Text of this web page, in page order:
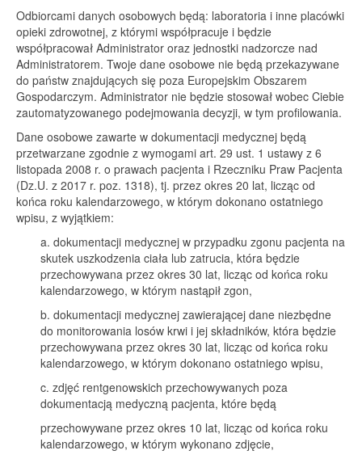
Odbiorcami danych osobowych będą: laboratoria i inne placówki
opieki zdrowotnej, z którymi współpracuje i będzie
współpracował Administrator oraz jednostki nadzorcze nad
Administratorem. Twoje dane osobowe nie będą przekazywane
do państw znajdujących się poza Europejskim Obszarem
Gospodarczym. Administrator nie będzie stosował wobec Ciebie
zautomatyzowanego podejmowania decyzji, w tym profilowania.
Dane osobowe zawarte w dokumentacji medycznej będą
przetwarzane zgodnie z wymogami art. 29 ust. 1 ustawy z 6
listopada 2008 r. o prawach pacjenta i Rzeczniku Praw Pacjenta
(Dz.U. z 2017 r. poz. 1318), tj. przez okres 20 lat, licząc od
końca roku kalendarzowego, w którym dokonano ostatniego
wpisu, z wyjątkiem:
a. dokumentacji medycznej w przypadku zgonu pacjenta na
skutek uszkodzenia ciała lub zatrucia, która będzie
przechowywana przez okres 30 lat, licząc od końca roku
kalendarzowego, w którym nastąpił zgon,
b. dokumentacji medycznej zawierającej dane niezbędne
do monitorowania losów krwi i jej składników, która będzie
przechowywana przez okres 30 lat, licząc od końca roku
kalendarzowego, w którym dokonano ostatniego wpisu,
c. zdjęć rentgenowskich przechowywanych poza
dokumentacją medyczną pacjenta, które będą
przechowywane przez okres 10 lat, licząc od końca roku
kalendarzowego, w którym wykonano zdjęcie,